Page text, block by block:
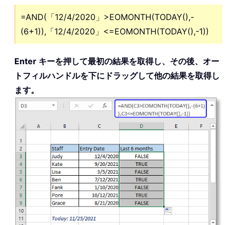
=AND(「12/4/2020」>EOMONTH(TODAY(),-
(6+1)),「12/4/2020」<=EOMONTH(TODAY(),-1))
Enter キーを押して最初の結果を取得し、その後、オー
トフィルハンドルを下にドラッグして他の結果を取得し
ます。